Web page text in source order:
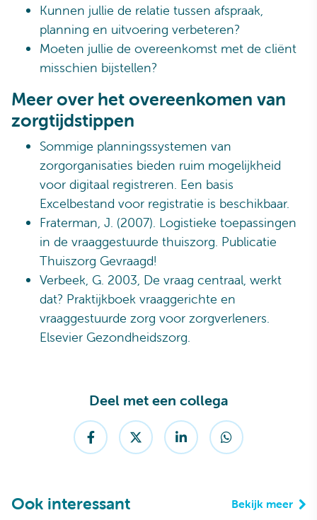
Kunnen jullie de relatie tussen afspraak,
planning en uitvoering verbeteren?
Moeten jullie de overeenkomst met de cliënt
misschien bijstellen?
Meer over het overeenkomen van
zorgtijdstippen
Sommige planningssystemen van
zorgorganisaties bieden ruim mogelijkheid
voor digitaal registreren. Een basis
Excelbestand voor registratie is beschikbaar.
Fraterman, J. (2007). Logistieke toepassingen
in de vraaggestuurde thuiszorg. Publicatie
Thuiszorg Gevraagd!
Verbeek, G. 2003, De vraag centraal, werkt
dat? Praktijkboek vraaggerichte en
vraaggestuurde zorg voor zorgverleners.
Elsevier Gezondheidszorg.
Deel met een collega
Ook interessant Bekijk meer